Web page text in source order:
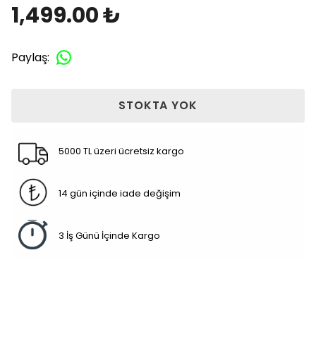
1,499.00 ₺
Paylaş:
STOKTA YOK
5000 TL üzeri ücretsiz kargo
14 gün içinde iade değişim
3 İş Günü İçinde Kargo